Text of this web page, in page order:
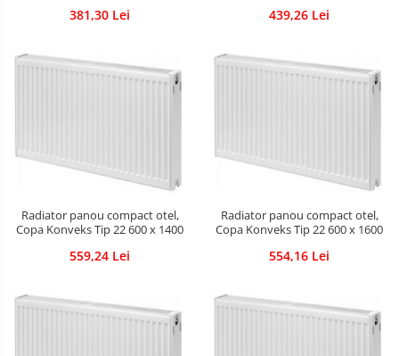
381,30 Lei 439,26 Lei
Radiator panou compact otel,
Copa Konveks Tip 22 600 x 1400
559,24 Lei
Radiator panou compact otel,
Copa Konveks Tip 22 600 x 1600
554,16 Lei